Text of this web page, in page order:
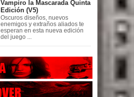
Vampiro la Mascarada Quinta
Edición (V5)
Oscuros diseños, nuevos
enemigos y extraños aliados te
esperan en esta nueva edición
del juego ...